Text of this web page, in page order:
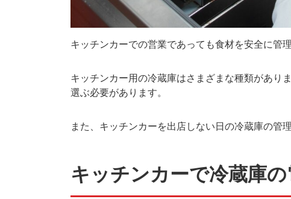
キッチンカーでの営業であっても食材を安全に管
キッチンカー用の冷蔵庫はさまざまな種類があり
選ぶ必要があります。
また、キッチンカーを出店しない日の冷蔵庫の管
キッチンカーで冷蔵庫